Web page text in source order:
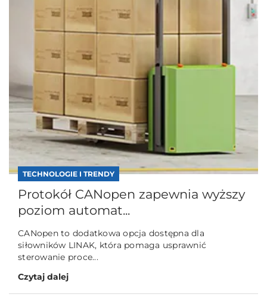
TECHNOLOGIE I TRENDY
Protokół CANopen zapewnia wyższy
poziom automat...
CANopen to dodatkowa opcja dostępna dla
siłowników LINAK, która pomaga usprawnić
sterowanie proce...
Czytaj dalej